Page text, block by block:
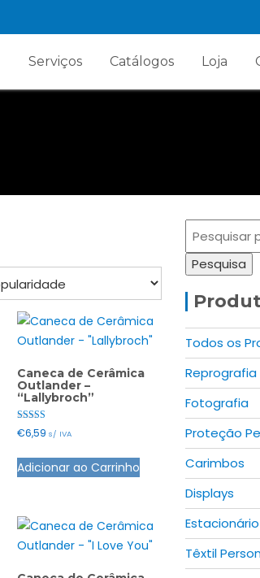
Serviços Catálogos Loja
Caneca de Cerâmica
Outlander –
“Lallybroch”
Avaliação
5.00
€6,59 s/ IVA
Adicionar ao Carrinho
Pesquisar
por:
Pesquisa
Todos os
Reprografia
Fotografia
Proteção
Carimbos
Displays
Estacionário
Têxtil